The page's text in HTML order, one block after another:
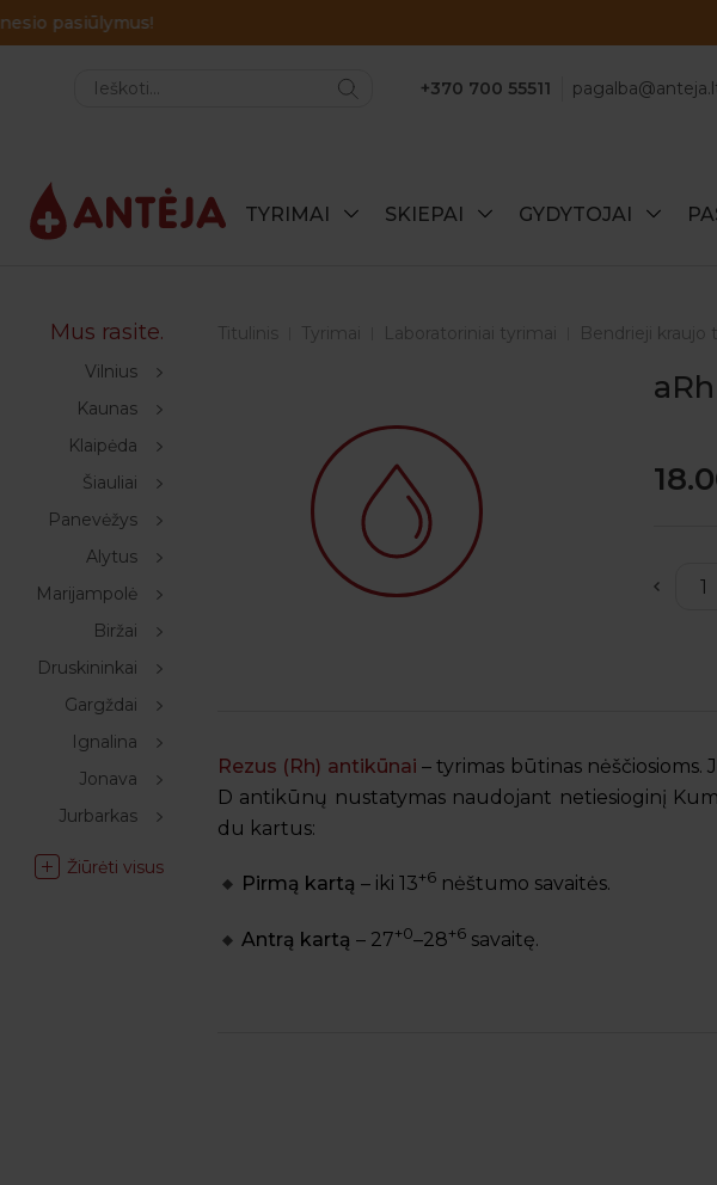
+370 700 55511
TYRIMAI SKIEPAI GYDYTOJAI
Mus rasite.
Vilnius
Kaunas
Klaipėda
Šiauliai
Panevėžys
Alytus
Marijampolė
Biržai
Druskininkai
Gargždai
Ignalina
Jonava
Jurbarkas
Žiūrėti visus
Titulinis Tyrimai Laboratoriniai tyrimai Bendrieji kraujo
Rezus (Rh) antikūnai – tyrimas būtinas nėščiosioms.
D antikūnų nustatymas naudojant netiesioginį
du kartus:
Pirmą kartą – iki 13+6 nėštumo savaitės.
Antrą kartą – 27+0–28+6 savaitę.